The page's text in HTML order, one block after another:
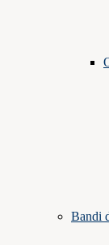
Bandi